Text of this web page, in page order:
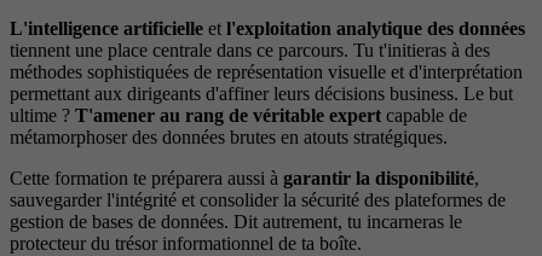
L'intelligence artificielle et l'exploitation analytique des données
tiennent une place centrale dans ce parcours. Tu t'initieras à des
méthodes sophistiquées de représentation visuelle et d'interprétation
permettant aux dirigeants d'affiner leurs décisions business. Le but
ultime ? T'amener au rang de véritable expert capable de
métamorphoser des données brutes en atouts stratégiques.
Cette formation te préparera aussi à garantir la disponibilité,
sauvegarder l'intégrité et consolider la sécurité des plateformes de
gestion de bases de données. Dit autrement, tu incarneras le
protecteur du trésor informationnel de ta boîte.